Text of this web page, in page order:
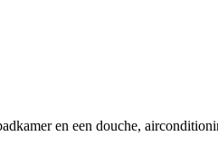
en een douche,